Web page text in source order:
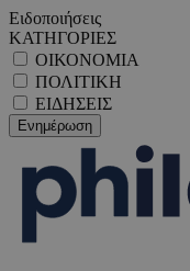
Ειδοποιήσεις
ΚΑΤΗΓΟΡΙΕΣ
ΟΙΚΟΝΟΜΙΑ
ΠΟΛΙΤΙΚΗ
ΕΙΔΗΣΕΙΣ